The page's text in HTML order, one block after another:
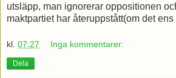
utsläpp, man ignorerar oppositionen
maktpartiet har återuppstått(om det ens
kl. 07:27 Inga kommentarer:
Dela